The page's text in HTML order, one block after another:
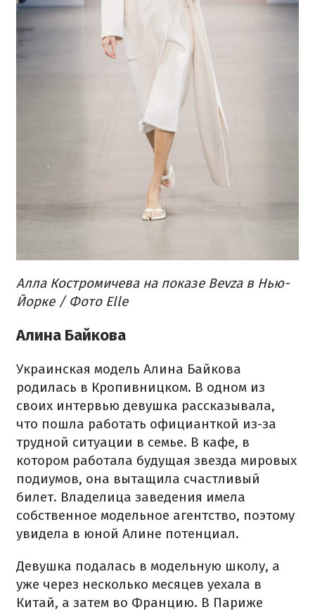
Алла Костромичева на показе Bevza в Нью-
Йорке / Фото Elle
Алина Байкова
Украинская модель Алина Байкова
родилась в Кропивницком. В одном из
своих интервью девушка рассказывала,
что пошла работать официанткой из-за
трудной ситуации в семье. В кафе, в
котором работала будущая звезда мировых
подиумов, она вытащила счастливый
билет. Владелица заведения имела
собственное модельное агентство, поэтому
увидела в юной Алине потенциал.
Девушка подалась в модельную школу, а
уже через несколько месяцев уехала в
Китай, а затем во Францию. В Париже